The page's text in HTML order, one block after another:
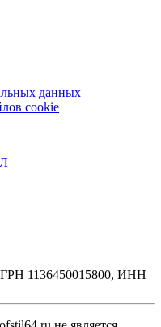
данных
cookie
1136450015800, ИНН